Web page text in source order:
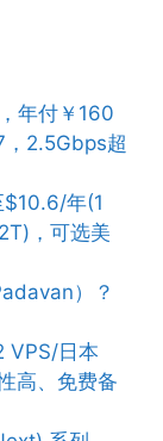
年付￥160
2.5Gbps超
年(1
，可选美
）？
VPS/日本
高、免费备